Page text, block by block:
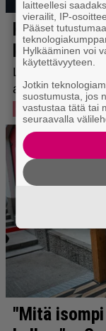
laitteellesi
vierailit, IP-
Pääset
Hylkääminen voi
käytettävyyteen.
Jotkin
suostumusta, jos
vastustaa tätä tai
seuraavalla